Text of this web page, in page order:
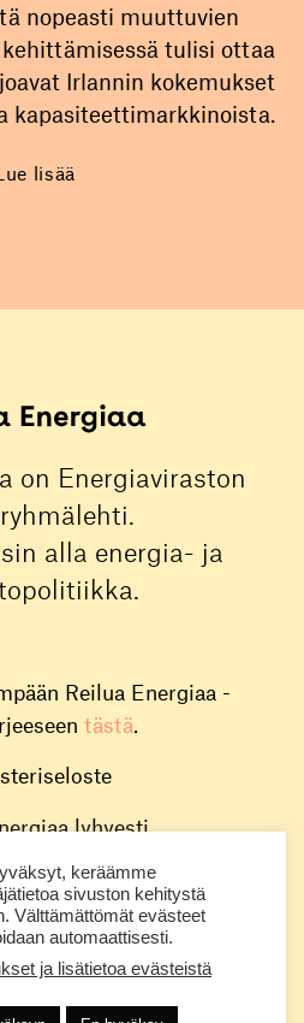
nopeasti muuttuvien
tulisi ottaa
Irlannin kokemukset
kapasiteettimarkkinoista.
lisää
lyhyesti
on Energiaviraston
alla energia- ja
Reilua Energiaa -
tästä.
keräämme
sivuston kehitystä
Välttämättömät evästeet
automaattisesti.
ja lisätietoa evästeistä